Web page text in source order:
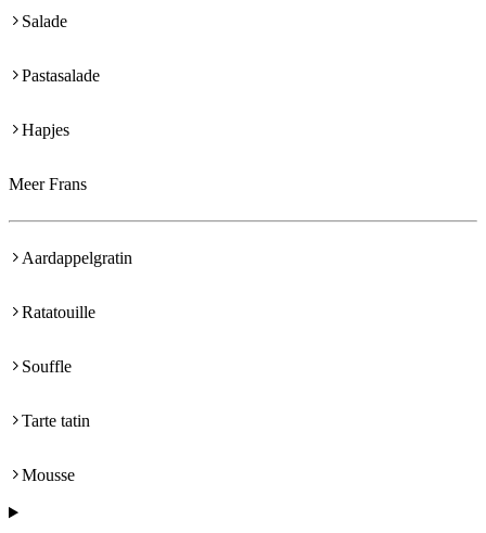
Salade
Pastasalade
Hapjes
Meer Frans
Aardappelgratin
Ratatouille
Souffle
Tarte tatin
Mousse